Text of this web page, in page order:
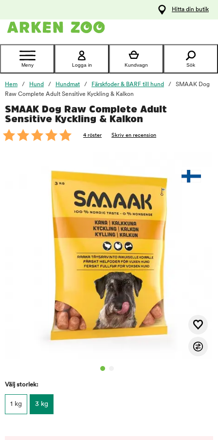
Kontakta
Hitta din butik
Meny Logga in Kundvagn Sök
Hem Hund Hundmat Färskfoder & BARF till hund
SMAAK Dog
Raw Complete Adult Sensitive Kyckling & Kalkon
SMAAK Dog Raw Complete Adult
Sensitive Kyckling & Kalkon
4 röster Skriv en recension
Välj storlek:
1 kg 3 kg
foo